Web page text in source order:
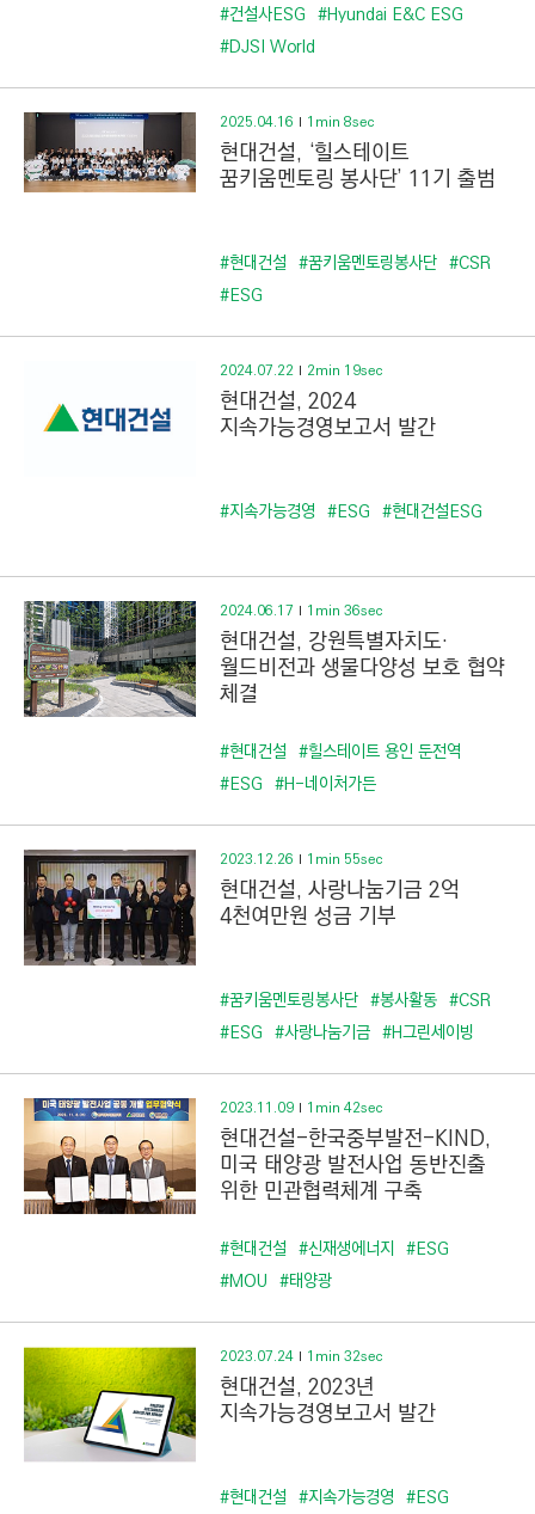
#건설사ESG #Hyundai E&C ESG
#DJSI World
2025.04.16 1min 8sec
현대건설, ‘힐스테이트
꿈키움멘토링 봉사단’ 11기 출범
#현대건설 #꿈키움멘토링봉사단 #CSR
#ESG
2024.07.22 2min 19sec
현대건설, 2024
지속가능경영보고서 발간
#지속가능경영 #ESG #현대건설ESG
2024.06.17 1min 36sec
현대건설, 강원특별자치도·
월드비전과 생물다양성 보호 협약
체결
#현대건설 #힐스테이트 용인 둔전역
#ESG #H-네이처가든
2023.12.26 1min 55sec
현대건설, 사랑나눔기금 2억
4천여만원 성금 기부
#꿈키움멘토링봉사단 #봉사활동 #CSR
#ESG #사랑나눔기금 #H그린세이빙
2023.11.09 1min 42sec
현대건설-한국중부발전-KIND,
미국 태양광 발전사업 동반진출
위한 민관협력체계 구축
#현대건설 #신재생에너지 #ESG
#MOU #태양광
2023.07.24 1min 32sec
현대건설, 2023년
지속가능경영보고서 발간
#현대건설 #지속가능경영 #ESG